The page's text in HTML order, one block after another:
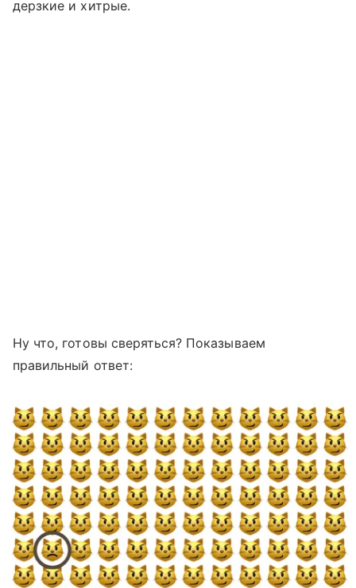
дерзкие и хитрые.
Ну что, готовы сверяться? Показываем
правильный ответ: